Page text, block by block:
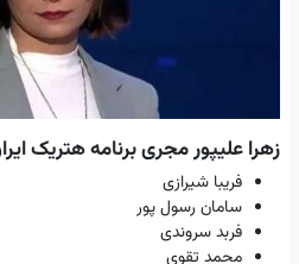
زهرا علیپور مجری برنامه هتریک
فریبا شیرازی
سامان رسول پور
فربد سروندی
محمد تقوی